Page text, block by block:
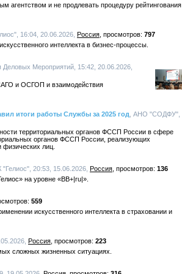
агентством и не продлевать процедуру рейтингования
16:04, 20.06.2026, Россия
797
интеллекта в бизнес-процессы.
Деловых Мероприятий, 15:42, 20.06.2026,
и ОСГОП и взаимодействия
итоги работы Службы за 2025 год , АНО "СОДФУ",
территориальных органов ФССП России в сфере
органов ФССП России, реализующих
лиц.
"Гелиос", 20:53, 15.06.2026, Россия
136
на уровне «BB+|ru|».
559
искусственного интеллекта в страховании и
Россия
223
сложных жизненных ситуациях.